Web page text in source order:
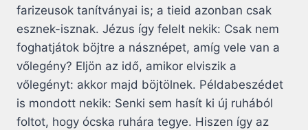
farizeusok tanítványai is; a tieid azonban csak
esznek-isznak. Jézus így felelt nekik: Csak nem
foghatjátok böjtre a násznépet, amíg vele van a
vőlegény? Eljön az idő, amikor elviszik a
vőlegényt: akkor majd böjtölnek. Példabeszédet
is mondott nekik: Senki sem hasít ki új ruhából
foltot, hogy ócska ruhára tegye. Hiszen így az